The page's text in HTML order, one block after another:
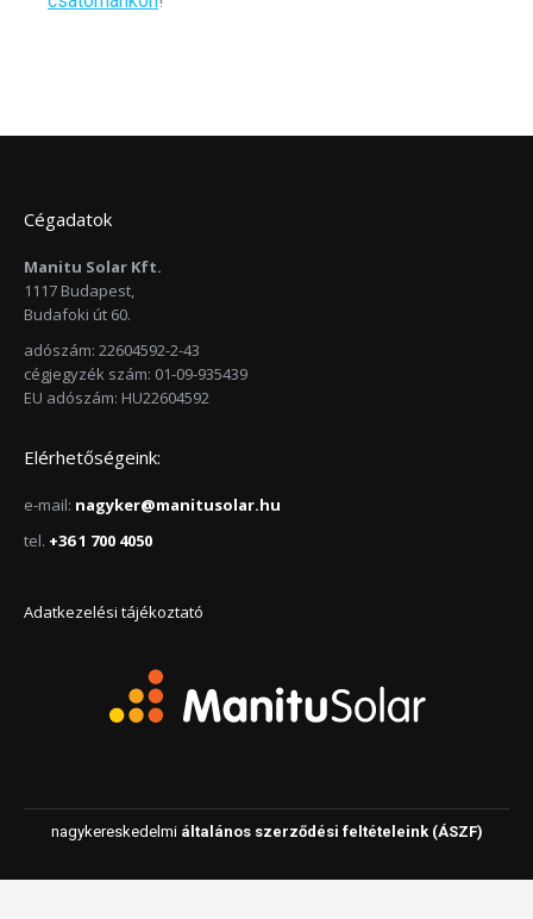
Cégadatok
Manitu Solar Kft.
1117 Budapest,
Budafoki út 60.
adószám: 22604592-2-43
cégjegyzék szám: 01-09-935439
EU adószám: HU22604592
Elérhetőségeink:
e-mail: nagyker@manitusolar.hu
tel. +36 1 700 4050
Adatkezelési tájékoztató
nagykereskedelmi általános szerződési feltételeink (ÁSZF)